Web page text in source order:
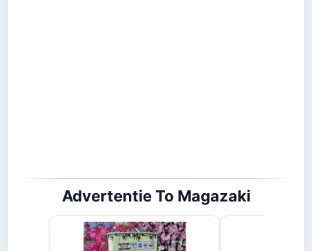
Advertentie To Magazaki